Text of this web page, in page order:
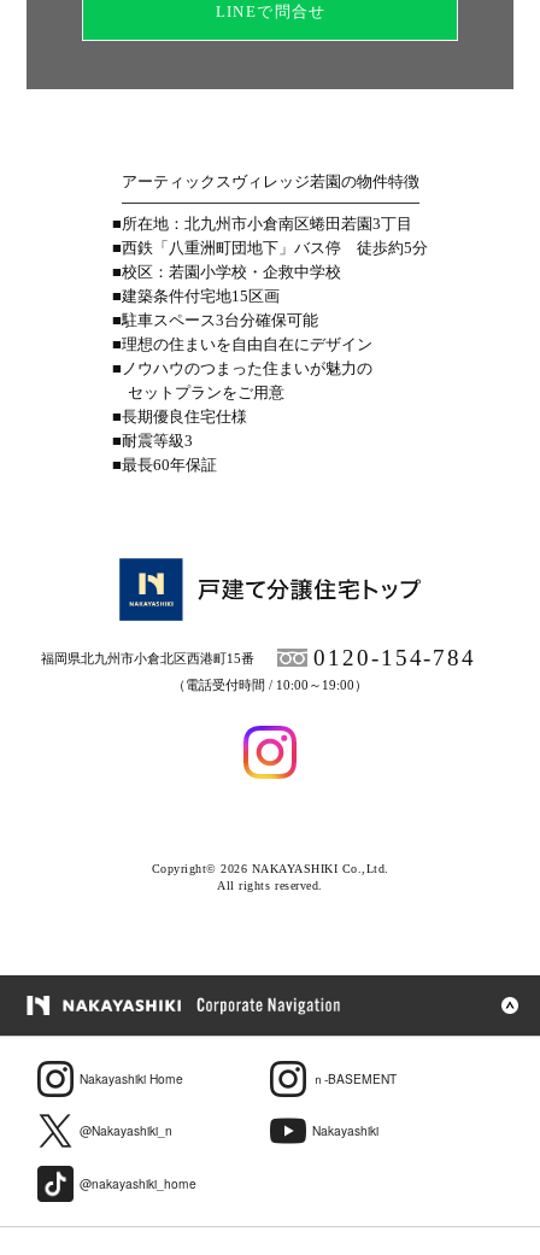
LINEで問合せ
アーティックスヴィレッジ若園の物件特徴
■所在地：北九州市小倉南区蜷田若園3丁目
■西鉄「八重洲町団地下」バス停 徒歩約5分
■校区：若園小学校・企救中学校
■建築条件付宅地15区画
■駐車スペース3台分確保可能
■理想の住まいを自由自在にデザイン
■ノウハウのつまった住まいが魅力の
セットプランをご用意
■長期優良住宅仕様
■耐震等級3
■最長60年保証
福岡県北九州市小倉北区西港町15番 0120-154-784
（電話受付時間 / 10:00～19:00）
Copyright© 2026 NAKAYASHIKI Co.,Ltd.
All rights reserved.
Nakayashiki Home ｎ-BASEMENT
@Nakayashiki_n Nakayashiki
@nakayashiki_home